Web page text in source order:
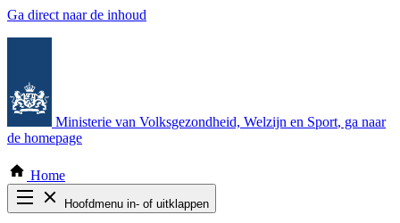
Ga direct naar de inhoud
Ministerie van Volksgezondheid, Welzijn en Sport, ga naar
de homepage
Home
Hoofdmenu in- of uitklappen